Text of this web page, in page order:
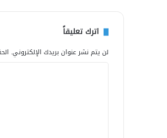
اترك تعليقاً
لن يتم نشر عنوان بريدك الإلكتروني.